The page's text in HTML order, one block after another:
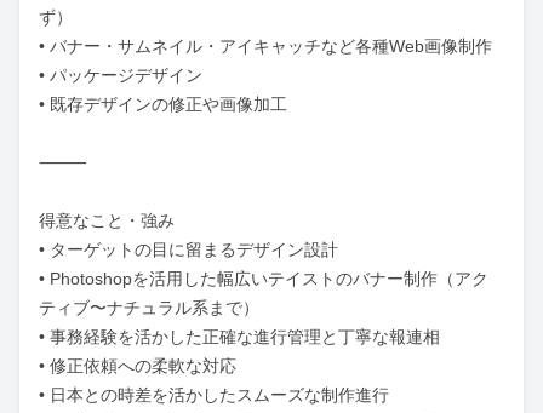
ず）
• バナー・サムネイル・アイキャッチなど各種Web画像制作
• パッケージデザイン
• 既存デザインの修正や画像加工
⸻
得意なこと・強み
• ターゲットの目に留まるデザイン設計
• Photoshopを活用した幅広いテイストのバナー制作（アク
ティブ〜ナチュラル系まで）
• 事務経験を活かした正確な進行管理と丁寧な報連相
• 修正依頼への柔軟な対応
• 日本との時差を活かしたスムーズな制作進行